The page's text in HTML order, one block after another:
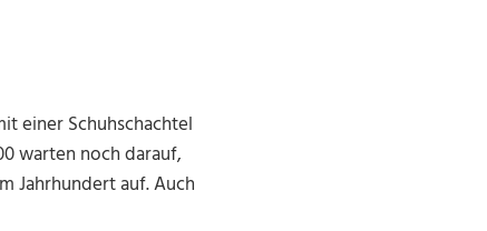
einer Schuhschachtel
warten noch darauf,
Jahrhundert auf. Auch